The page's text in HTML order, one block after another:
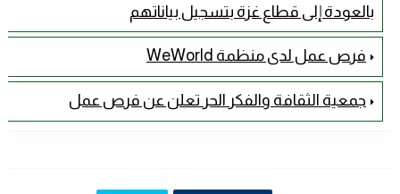
بالعودة إلى قطاع غزة بتسجيل بياناتهم
فرص عمل لدى منظمة WeWorld
جمعية الثقافة والفكر الحر تعلن عن فرص عمل